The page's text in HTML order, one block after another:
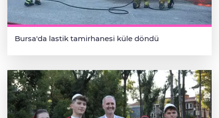
Bursa'da lastik tamirhanesi küle döndü